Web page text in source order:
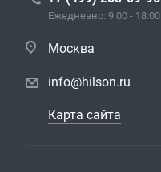
Ежедневно: 9:00 - 18:00
Москва
info@hilson.ru
Карта сайта